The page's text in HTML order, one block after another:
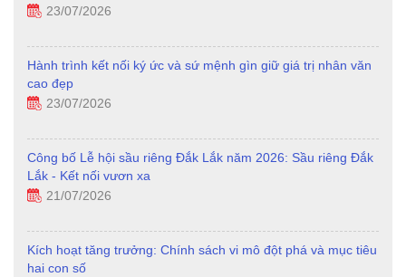
23/07/2026
Hành trình kết nối ký ức và sứ mệnh gìn giữ giá trị nhân văn
cao đẹp
23/07/2026
Công bố Lễ hội sầu riêng Đắk Lắk năm 2026: Sầu riêng Đắk
Lắk - Kết nối vươn xa
21/07/2026
Kích hoạt tăng trưởng: Chính sách vi mô đột phá và mục tiêu
hai con số